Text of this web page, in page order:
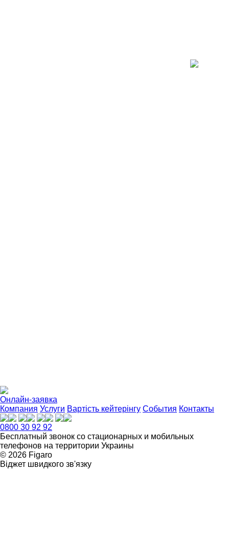
Онлайн-заявка
Компания Услуги Вартість кейтерінгу События Контакты
0800 30 92 92
Бесплатный звонок со стационарных и мобильных
телефонов на территории Украины
© 2026 Figarо
Віджет швидкого зв'язку